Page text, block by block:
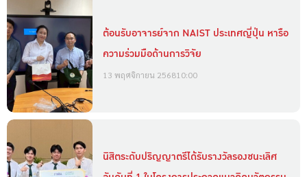
ต้อนรับอาจารย์จาก NAIST ประเทศญี่ปุ่น หารือ
ความร่วมมือด้านการวิจัย
13 พฤศจิกายน 256810:00
นิสิตระดับปริญญาตรีได้รับรางวัลรองชนะเลิศ